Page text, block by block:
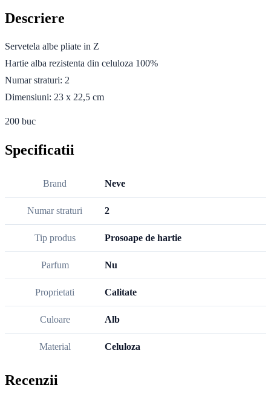
Descriere
Servetela albe pliate in Z
Hartie alba rezistenta din celuloza 100%
Numar straturi: 2
Dimensiuni: 23 x 22,5 cm
200 buc
Specificatii
Brand Neve
Numar straturi 2
Tip produs Prosoape de hartie
Parfum Nu
Proprietati Calitate
Culoare Alb
Material Celuloza
Recenzii